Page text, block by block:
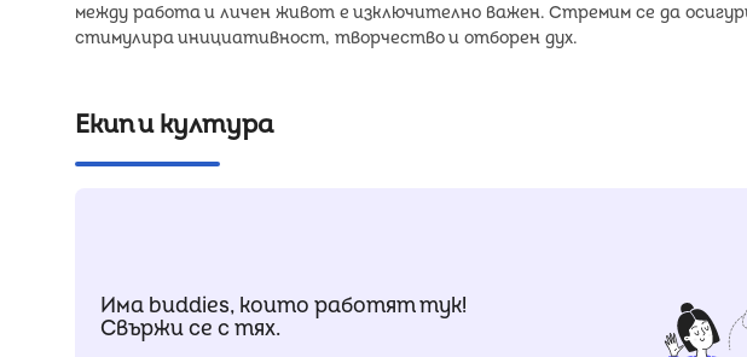
между работа и личен живот е изключително важен. Стремим се да
Екип и култура
Има buddies, които работят тук!
Свържи се с тях.